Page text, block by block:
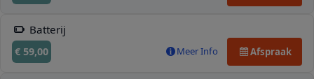
Batterij
€ 59,00 Meer Info Afspraak